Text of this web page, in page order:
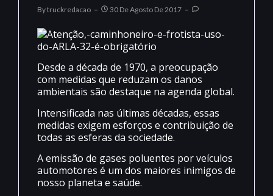
ByTruckredacao 30 De Agosto De 2017
Desde a década de 1970, a preocupação
com medidas que reduzam os danos
ambientais são destaque na agenda global.
Intensificada nas últimas décadas, essas
medidas exigem esforços e contribuição de
todas as esferas da sociedade.
A emissão de gases poluentes por veículos
automotores é um dos maiores inimigos de
nosso planeta e saúde.